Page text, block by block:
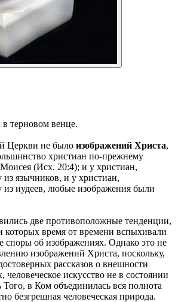
терновом венце.
Церкви не было изображений Христа,
христиан по-прежнему
(Исх. 20:4); и у христиан,
из язычников, и у христиан,
из иудеев, любые изображения были
две противоположные тенденции,
которых время от времени вспыхивали
споры об изображениях. Однако это не
изображений Христа, поскольку,
рассказов о внешности
искусство не в состоянии
Того, в Ком объединилась вся полнота
безгрешная человеческая природа.